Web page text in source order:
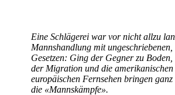
Eine Schlägerei war vor nicht allzu
Mannshandlung mit
Gesetzen: Ging der Gegner zu
der Migration und die
europäischen Fernsehen bringen
die «Mannskämpfe».